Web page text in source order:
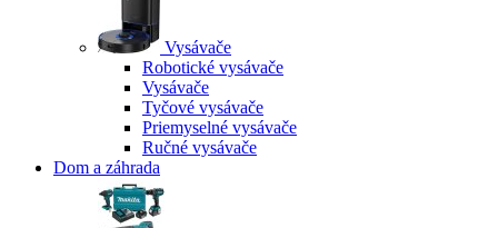
Vysávače
Robotické vysávače
Vysávače
Tyčové vysávače
Priemyselné vysávače
Ručné vysávače
Dom a záhrada